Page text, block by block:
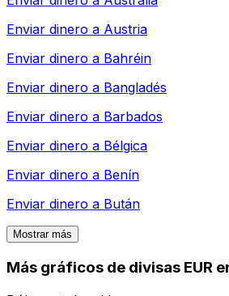
Enviar dinero a Austria
Enviar dinero a Bahréin
Enviar dinero a Bangladés
Enviar dinero a Barbados
Enviar dinero a Bélgica
Enviar dinero a Benín
Enviar dinero a Bután
Mostrar más
Más gráficos de divisas EUR